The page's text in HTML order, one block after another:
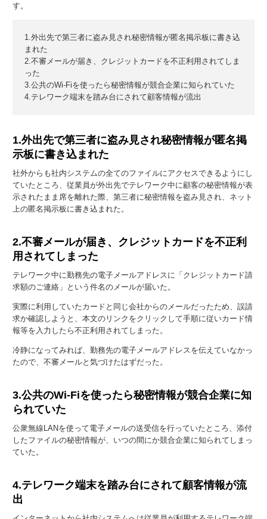
す。
1.外出先で第三者に盗み見され秘密情報が匿名掲示板に書き込
まれた
2.不審メールが届き、クレジットカードを不正利用されてしま
った
3.公共のWi-Fiを使ったら秘密情報が競合企業に知られていた
4.テレワーク端末を踏み台にされて顧客情報が流出
1.外出先で第三者に盗み見され秘密情報が匿名掲
示板に書き込まれた
社外からも社内システムの全てのファイルにアクセスできるようにし
ていたところ、従業員が外出先でテレワーク中に顧客の秘密情報が表
示されたまま席を離れた際、第三者に秘密情報を盗み見され、ネット
上の匿名掲示板に書き込まれた。
2.不審メールが届き、クレジットカードを不正利
用されてしまった
テレワーク中に勤務先の電子メールアドレスに「クレジットカード請
求額のご連絡」という件名のメールが届いた。
実際に利用していたカードと同じ会社からのメールだったため、誤請
求か確認しようと、本文のリンクをクリックして手順に従いカード情
報等を入力したら不正利用されてしまった。
冷静になってみれば、勤務先の電子メールアドレスを伝えていなかっ
たので、不審メールと気づけたはずだった。
3.公共のWi-Fiを使ったら秘密情報が競合企業に知
られていた
公衆無線LANを使って電子メールの送受信を行っていたところ、添付
したファイルの秘密情報が、いつの間にか競合企業に知られてしまっ
ていた。
4.テレワーク端末を踏み台にされて顧客情報が流
出